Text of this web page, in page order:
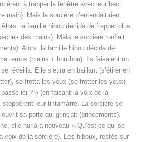
à frapper la fenêtre avec leur bec
main). Mais la sorcière n’entendait rien,
la famille hibou décida de frapper plus
des mains). Mais la sorcière ronflait
Alors, la famille hibou décida de
temps (mains + hou hou). Ils faisaient un
réveilla. Elle s’étira en baillant (s’étirer en
se frotta les yeux (se frotter les yeux)
ici ? » (en faisant la voix de la
leur tintamarre. La sorcière se
sa porte qui grinçait (grincements).
elle hurla à nouveau « Qu’est-ce qui se
voix de la sorcière). Les hiboux, restés sur